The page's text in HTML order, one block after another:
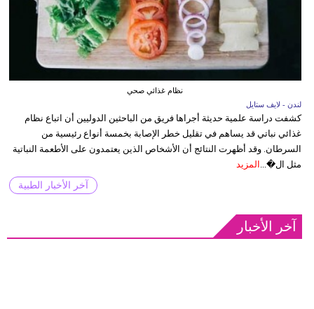
نظام غذائي صحي
لندن - لايف ستايل
كشفت دراسة علمية حديثة أجراها فريق من الباحثين الدوليين أن اتباع نظام
غذائي نباتي قد يساهم في تقليل خطر الإصابة بخمسة أنواع رئيسية من
السرطان. وقد أظهرت النتائج أن الأشخاص الذين يعتمدون على الأطعمة النباتية
مثل ال�...
المزيد
آخر الأخبار الطبية
آخر الأخبار